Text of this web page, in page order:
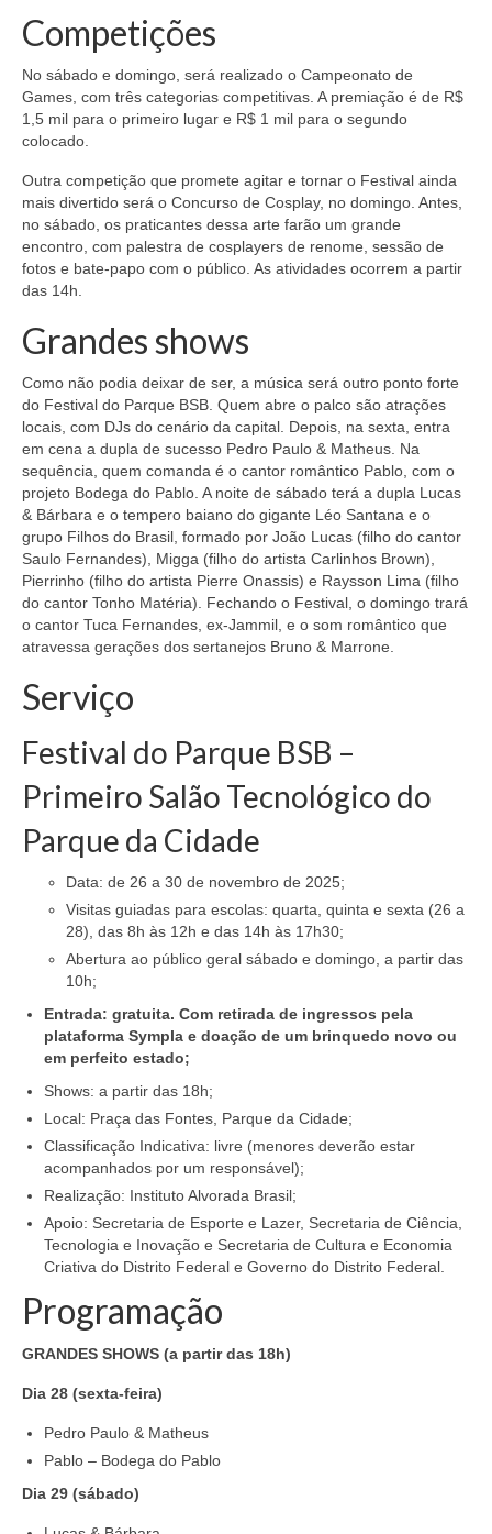
Competições
No sábado e domingo, será realizado o Campeonato de
Games, com três categorias competitivas. A premiação é de R$
1,5 mil para o primeiro lugar e R$ 1 mil para o segundo
colocado.
Outra competição que promete agitar e tornar o Festival ainda
mais divertido será o Concurso de Cosplay, no domingo. Antes,
no sábado, os praticantes dessa arte farão um grande
encontro, com palestra de cosplayers de renome, sessão de
fotos e bate-papo com o público. As atividades ocorrem a partir
das 14h.
Grandes shows
Como não podia deixar de ser, a música será outro ponto forte
do Festival do Parque BSB. Quem abre o palco são atrações
locais, com DJs do cenário da capital. Depois, na sexta, entra
em cena a dupla de sucesso Pedro Paulo & Matheus. Na
sequência, quem comanda é o cantor romântico Pablo, com o
projeto Bodega do Pablo. A noite de sábado terá a dupla Lucas
& Bárbara e o tempero baiano do gigante Léo Santana e o
grupo Filhos do Brasil, formado por João Lucas (filho do cantor
Saulo Fernandes), Migga (filho do artista Carlinhos Brown),
Pierrinho (filho do artista Pierre Onassis) e Raysson Lima (filho
do cantor Tonho Matéria). Fechando o Festival, o domingo trará
o cantor Tuca Fernandes, ex-Jammil, e o som romântico que
atravessa gerações dos sertanejos Bruno & Marrone.
Serviço
Festival do Parque BSB –
Primeiro Salão Tecnológico do
Parque da Cidade
Data: de 26 a 30 de novembro de 2025;
Visitas guiadas para escolas: quarta, quinta e sexta (26 a
28), das 8h às 12h e das 14h às 17h30;
Abertura ao público geral sábado e domingo, a partir das
10h;
Entrada: gratuita. Com retirada de ingressos pela
plataforma Sympla e doação de um brinquedo novo ou
em perfeito estado;
Shows: a partir das 18h;
Local: Praça das Fontes, Parque da Cidade;
Classificação Indicativa: livre (menores deverão estar
acompanhados por um responsável);
Realização: Instituto Alvorada Brasil;
Apoio: Secretaria de Esporte e Lazer, Secretaria de Ciência,
Tecnologia e Inovação e Secretaria de Cultura e Economia
Criativa do Distrito Federal e Governo do Distrito Federal.
Programação
GRANDES SHOWS (a partir das 18h)
Dia 28 (sexta-feira)
Pedro Paulo & Matheus
Pablo – Bodega do Pablo
Dia 29 (sábado)